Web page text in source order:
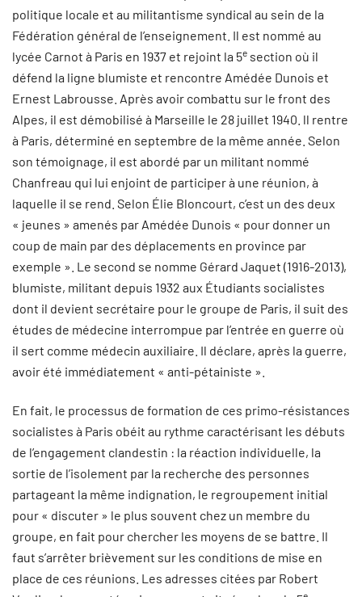
politique locale et au militantisme syndical au sein de la
Fédération général de l’enseignement. Il est nommé au
lycée Carnot à Paris en 1937 et rejoint la 5e section où il
défend la ligne blumiste et rencontre Amédée Dunois et
Ernest Labrousse. Après avoir combattu sur le front des
Alpes, il est démobilisé à Marseille le 28 juillet 1940. ll rentre
à Paris, déterminé en septembre de la même année. Selon
son témoignage, il est abordé par un militant nommé
Chanfreau qui lui enjoint de participer à une réunion, à
laquelle il se rend. Selon Élie Bloncourt, c’est un des deux
« jeunes » amenés par Amédée Dunois « pour donner un
coup de main par des déplacements en province par
exemple ». Le second se nomme Gérard Jaquet (1916-2013),
blumiste, militant depuis 1932 aux Étudiants socialistes
dont il devient secrétaire pour le groupe de Paris, il suit des
études de médecine interrompue par l’entrée en guerre où
il sert comme médecin auxiliaire. Il déclare, après la guerre,
avoir été immédiatement « anti-pétainiste ».
En fait, le processus de formation de ces primo-résistances
socialistes à Paris obéit au rythme caractérisant les débuts
de l’engagement clandestin : la réaction individuelle, la
sortie de l’isolement par la recherche des personnes
partageant la même indignation, le regroupement initial
pour « discuter » le plus souvent chez un membre du
groupe, en fait pour chercher les moyens de se battre. Il
faut s’arrêter brièvement sur les conditions de mise en
place de ces réunions. Les adresses citées par Robert